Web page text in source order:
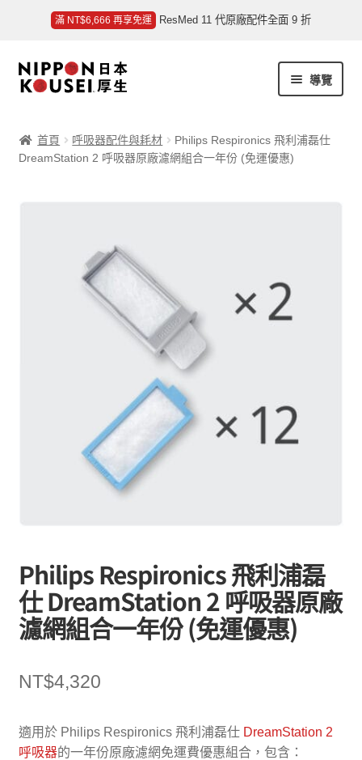
滿 NT$6,666 再享免運 ResMed 11 代原廠配件全面 9 折
跳
至
覽
列
跳
至
要
內
導覽
我的帳號
客戶服務
首頁 呼吸器配件與耗材
Philips Respironics 飛利浦磊仕
DreamStation 2 呼吸器原廠濾網組合一年份 (免運優惠)
Philips Respironics 飛利浦磊
仕 DreamStation 2 呼吸器原廠
濾網組合一年份 (免運優惠)
NT$4,320
適用於 Philips Respironics 飛利浦磊仕 DreamStation 2
呼吸器的一年份原廠濾網免運費優惠組合，包含：